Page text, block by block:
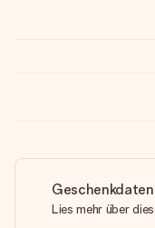
Geschenkdaten
Lies mehr über